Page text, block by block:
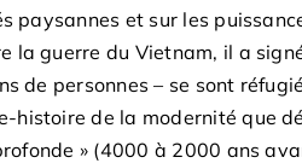
et sur les
la guerre du Vietnam, il a
de personnes – se sont
histoire de la modernité que
» (4000 à 2000 ans